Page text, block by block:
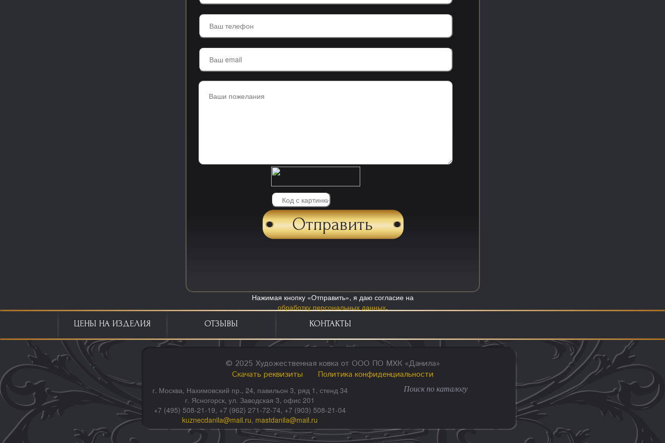
Нажимая кнопку «Отправить», я даю согласие на
обработку персональных данных.
ЦЕНЫ НА ИЗДЕЛИЯ ОТЗЫВЫ КОНТАКТЫ
© 2025 Художественная ковка от ООО ПО МХК «Данила»
Скачать реквизиты
Политика конфиденциальности
г. Москва, Нахимовский пр., 24, павильон 3, ряд 1, стенд 34
г. Ясногорск, ул. Заводская 3, офис 201
+7 (495) 508-21-19, +7 (962) 271-72-74, +7 (903) 508-21-04
kuznecdanila@mail.ru, mastdanila@mail.ru